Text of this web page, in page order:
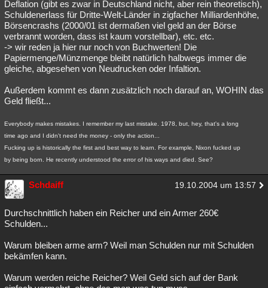
Deflation (gibt es zwar in Deutschland nicht, aber rein theoretisch),
Schuldenerlass für Dritte-Welt-Länder in zigfacher Milliardenhöhe,
Börsencrashs (2000/01 ist dermaßen viel geld an der Börse
verbrannt worden, dass ist kaum vorstellbar), etc. etc.
-> wir reden ja hier nur noch von Buchwerten! Die
Papiermenge/Münzmenge bleibt natürlich halbwegs immer die
gleiche, abgesehen von Neudrucken oder Infaltion.
Außerdem kommt es dann zusätzlich noch darauf an, WOHIN das
Geld fließt...
Everybody makes mistakes. I remember my last mistake. 1978, but, hey, that's a long
time ago and I didn't need the money - only the action...
Fucking up is historically the first and best way to learn. For example, Nixon fucked up
by being born. He recently understood the error of his ways and died. See?
Schdaiff 19.10.2004 um 13:57
Durchschnittlich haben ein Reicher und ein Armer 260€
Schulden...
Warum bleiben arme arm? Weil man Schulden nur mit Schulden
bekämfen kann.
Warum werden reiche Reicher? Weil Geld sich auf der Bank